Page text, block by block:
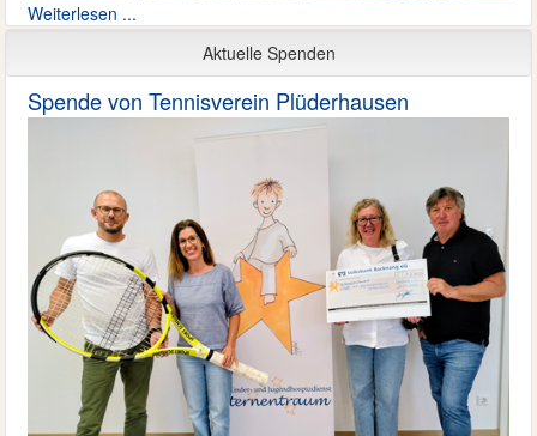
Weiterlesen ...
Aktuelle Spenden
Spende von Tennisverein Plüderhausen